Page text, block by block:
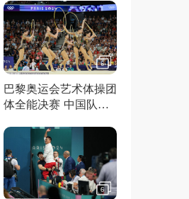
6
巴黎奥运会艺术体操团
体全能决赛 中国队夺
6